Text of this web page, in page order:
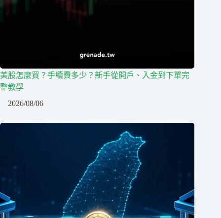
美股怎麼買？手續費多少？新手從開戶、入金到下單完
整教學
2026/08/06